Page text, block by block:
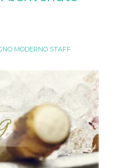
MODERNO STAFF